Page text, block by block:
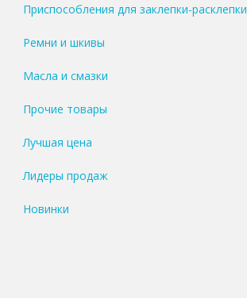
Приспособления для заклепки-
Ремни и шкивы
Масла и смазки
Прочие товары
Лучшая цена
Лидеры продаж
Новинки